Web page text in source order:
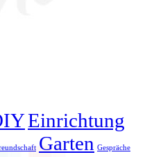
Einrichtung
Garten Gespräche